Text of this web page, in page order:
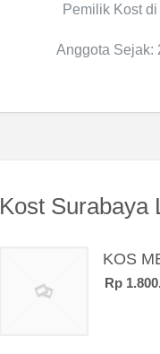
Pemilik Kost
Anggota Sejak:
Kost Surabaya
KOS
Rp